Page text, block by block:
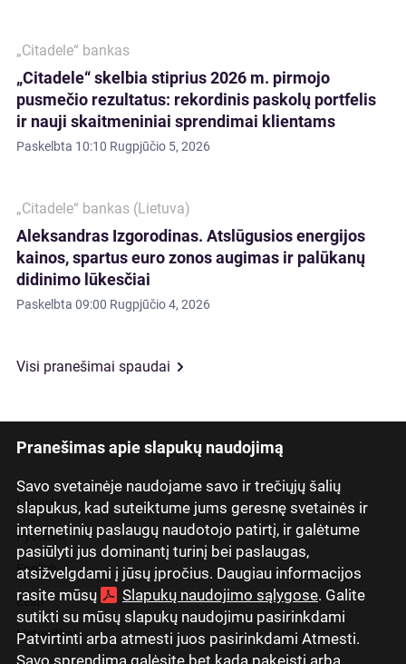
Pranešimas apie slapukų naudojimą
Savo svetainėje naudojame savo ir trečiųjų šalių
slapukus, kad suteiktume jums geresnę svetainės ir
internetinių paslaugų naudotojo patirtį, ir galėtume
pasiūlyti jus dominantį turinį bei paslaugas,
atsižvelgdami į jūsų įpročius. Daugiau informacijos
rasite mūsų
Slapukų naudojimo sąlygose. Galite
sutikti su mūsų slapukų naudojimu pasirinkdami
Patvirtinti arba atmesti juos pasirinkdami Atmesti.
Savo sprendimą galėsite bet kada pakeisti arba
„Citadele“ bankas
„Citadele“ skelbia stiprius 2026 m. pirmojo
pusmečio rezultatus: rekordinis paskolų portfelis
ir nauji skaitmeniniai sprendimai klientams
Paskelbta 10:10 Rugpjūčio 5, 2026
„Citadele“ bankas (Lietuva)
Aleksandras Izgorodinas. Atslūgusios energijos
kainos, spartus euro zonos augimas ir palūkanų
didinimo lūkesčiai
Paskelbta 09:00 Rugpjūčio 4, 2026
Visi pranešimai spaudai
Latviski
Русский
English
Eesti
Lietuviškai